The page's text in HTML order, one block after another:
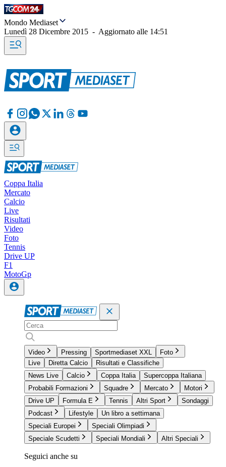
Mondo Mediaset
Lunedì 28 Dicembre 2015 - Aggiornato alle 14:51
Coppa Italia
Mercato
Calcio
Live
Risultati
Video
Foto
Tennis
Drive UP
F1
MotoGp
Video Pressing Sportmediaset XXL
Foto
Live
Diretta Calcio
Risultati e Classifiche
News Live
Calcio Coppa Italia
Supercoppa Italiana
Probabili Formazioni
Squadre Mercato
Motori
Drive UP
Formula E Tennis Altri Sport
Sondaggi
Podcast
Lifestyle
Un libro a settimana
Speciali Europei
Speciali Olimpiadi
Speciale Scudetti
Speciali Mondiali Altri Speciali
Seguici anche su